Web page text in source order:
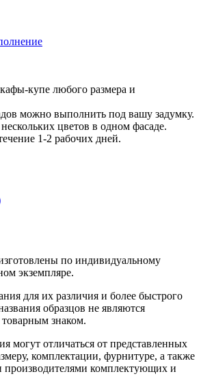
купе любого размера и
можно выполнить под вашу задумку.
цветов в одном фасаде.
1-2 рабочих дней.
по индивидуальному
экземпляре.
для их различия и более быстрого
образцов не являются
знаком.
могут отличаться от представленных
комплектации, фурнитуре, а также
производителями комплектующих и